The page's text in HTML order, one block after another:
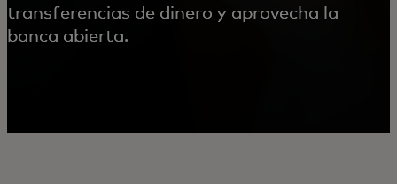
transferencias de dinero y aprovecha la
banca abierta.